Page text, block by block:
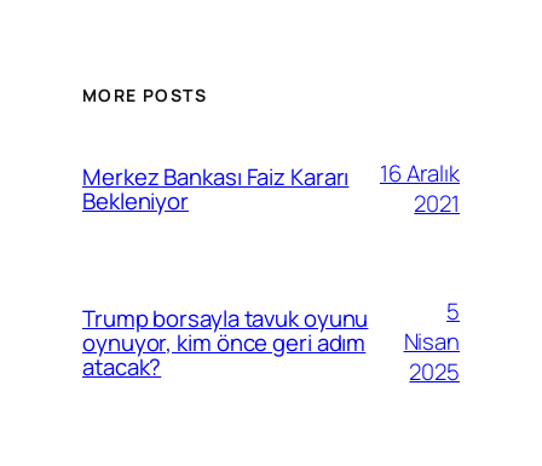
MORE POSTS
Merkez Bankası Faiz Kararı
Bekleniyor
16 Aralık
2021
Trump borsayla tavuk oyunu
oynuyor, kim önce geri adım
atacak?
5
Nisan
2025